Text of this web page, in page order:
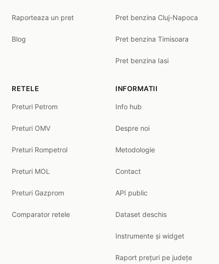
Raporteaza un pret
Blog
Pret benzina Cluj-Napoca
Pret benzina Timisoara
Pret benzina Iasi
RETELE
Preturi Petrom
Preturi OMV
Preturi Rompetrol
Preturi MOL
Preturi Gazprom
Comparator retele
INFORMATII
Info hub
Despre noi
Metodologie
Contact
API public
Dataset deschis
Instrumente și widget
Raport prețuri pe județe